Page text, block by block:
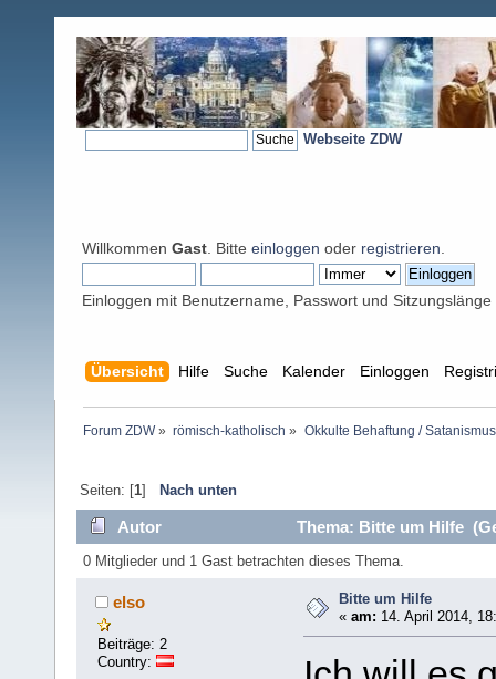
Webseite ZDW
Willkommen Gast . Bitte einloggen oder registrieren
Einloggen mit Benutzername, Passwort und Sitzungslänge
Übersicht Hilfe Suche Kalender Einloggen
Forum ZDW» römisch-katholisch » Okkulte Behaftung /
Seiten: [1] Nach unten
Autor Thema: Bitte um Hilfe
0 Mitglieder und 1 Gast betrachten dieses Thema.
elso
Beiträge: 2
Country:
Bitte um Hilfe
«am: 14. April 2014,